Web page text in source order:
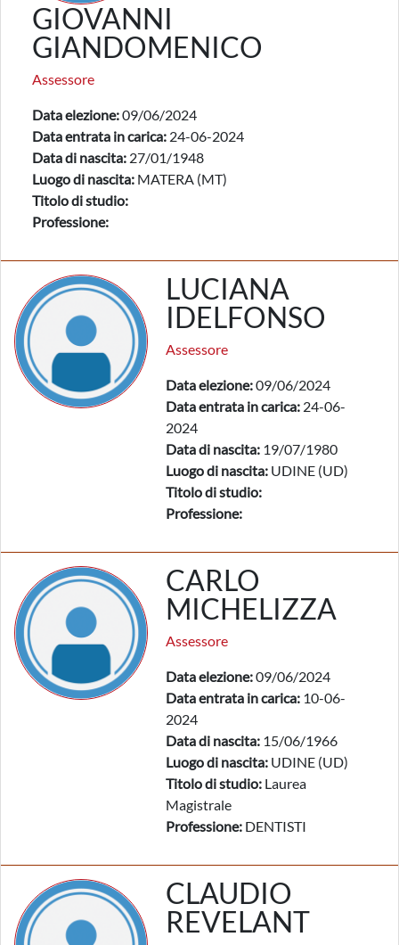
GIOVANNI
GIANDOMENICO
Assessore
Data elezione:09/06/2024
Data entrata in carica: 24-06-2024
Data di nascita: 27/01/1948
Luogo di nascita: MATERA (MT)
Titolo di studio:
Professione:
LUCIANA
IDELFONSO
Assessore
Data elezione:09/06/2024
Data entrata in carica: 24-06-
2024
Data di nascita: 19/07/1980
Luogo di nascita: UDINE (UD)
Titolo di studio:
Professione:
CARLO
MICHELIZZA
Assessore
Data elezione:09/06/2024
Data entrata in carica: 10-06-
2024
Data di nascita: 15/06/1966
Luogo di nascita: UDINE (UD)
Titolo di studio: Laurea
Magistrale
Professione: DENTISTI
CLAUDIO
REVELANT